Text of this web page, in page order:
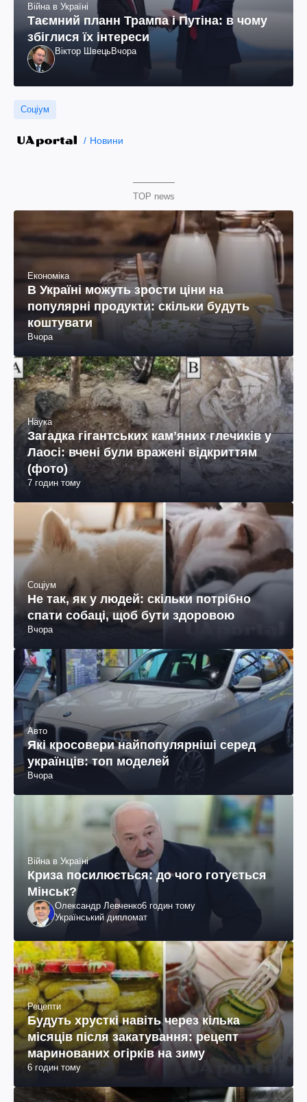
Війна в Україні
Таємний планн Трампа і Путіна: в чому
збіглися їх інтереси
Віктор ШвецьВчора
Соціум
Новини
TOP news
Економіка
В Україні можуть зрости ціни на
популярні продукти: скільки будуть
коштувати
Вчора
Наука
Загадка гігантських камʼяних глечиків у
Лаосі: вчені були вражені відкриттям
(фото)
7 годин тому
Соціум
Не так, як у людей: скільки потрібно
спати собаці, щоб бути здоровою
Вчора
Авто
Які кросовери найпопулярніші серед
українців: топ моделей
Вчора
Війна в Україні
Криза посилюється: до чого готується
Мінськ?
Олександр Левченко6 годин тому
Український дипломат
Рецепти
Будуть хрусткі навіть через кілька
місяців після закатування: рецепт
маринованих огірків на зиму
6 годин тому